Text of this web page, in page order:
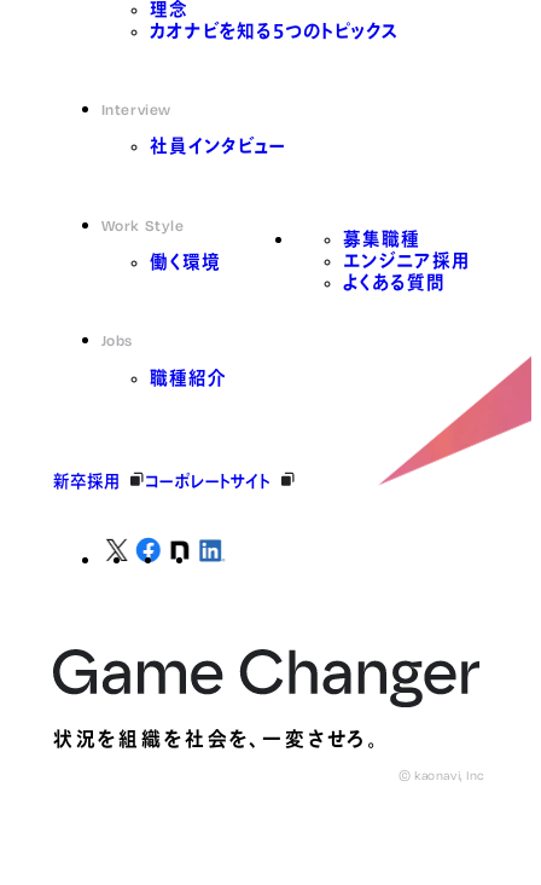
理念
カオナビを知る5つのトピックス
Interview
社員インタビュー
Work Style
働く環境
Jobs
職種紹介
募集職種
エンジニア採用
よくある質問
新卒採用 コーポレートサイト
状況を組織を社会を、一変させろ。
© kaonavi, Inc